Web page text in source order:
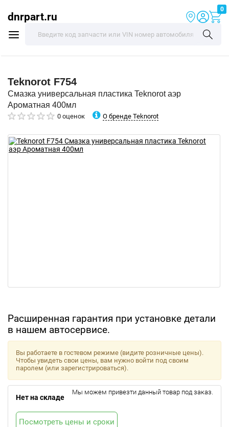
dnrpart.ru
0
Teknorot F754
Смазка универсальная пластика Teknorot аэр
Ароматная 400мл
0 оценок О бренде Teknorot
Расширенная гарантия при установке детали
в нашем автосервисе.
Вы работаете в гостевом режиме (видите розничные цены).
Чтобы увидеть свои цены, вам нужно войти под своим
паролем (или зарегистрироваться).
Нет на складе
Мы можем привезти данный товар под заказ.
Посмотреть цены и сроки